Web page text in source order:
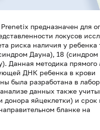
предназначен для
локусов
риска наличия у ребенка
Дауна), 18 (синдром
Данная методика прямого
ДНК ребенка в крови
была разработана в
данных также
донора яйцеклетки) и срок
бланке на